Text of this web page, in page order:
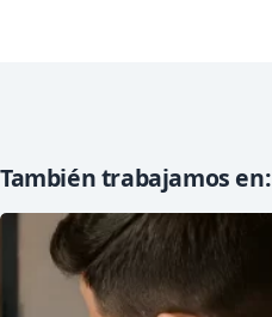
También trabajamos en: